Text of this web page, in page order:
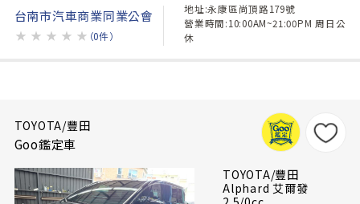
台南市汽車商業同業公會
★ ★ ★ ★ ★ （0件）
地址:永康區尚頂路179號
營業時間:10:00AM~21:00PM 周日公
休
TOYOTA/豐田
Goo鑑定車
TOYOTA/豐田
Alphard 艾爾發